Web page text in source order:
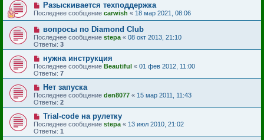
Разыскивается техподдержка
Последнее сообщение carwish « 18 мар 2021, 08:06
вопросы по Diamond Club
Последнее сообщение stepa « 08 окт 2013, 21:10
Ответы: 3
нужна инструкция
Последнее сообщение Beautiful « 01 фев 2012, 11:00
Ответы: 7
Нет запуска
Последнее сообщение den8077 « 15 мар 2011, 11:43
Ответы: 2
Trial-code на рулетку
Последнее сообщение stepa « 13 июл 2010, 21:02
Ответы: 1